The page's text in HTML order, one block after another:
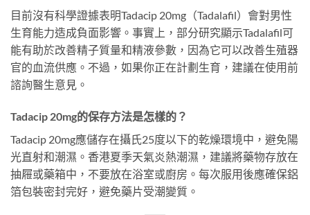
目前沒有科學證據表明Tadacip 20mg（Tadalafil）會對男性
生育能力造成負面影響。事實上，部分研究顯示Tadalafil可
能有助於改善精子質量和精液參數，因為它可以改善生殖器
官的血流供應。不過，如果你正在計劃生育，建議在使用前
諮詢醫生意見。
Tadacip 20mg的保存方法是怎樣的？
Tadacip 20mg應儲存在攝氏25度以下的乾燥環境中，避免陽
光直射和潮濕。香港夏季天氣炎熱潮濕，建議將藥物存放在
抽屜或藥箱中，不要放在浴室或廚房。每次服用後應確保鋁
箔包裝密封完好，避免藥片受潮變質。